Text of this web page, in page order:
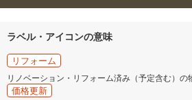
ラベル・アイコンの意味
リフォーム
リノベーション・リフォーム済み（予定含む）の
価格更新